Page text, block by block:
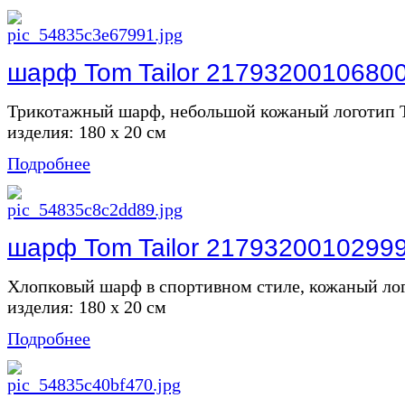
шарф Tom Tailor
Трикотажный шарф, небольшой кожаный логотип
изделия: 180 х 20 см
Подробнее
шарф Tom Tailor
Хлопковый шарф в спортивном стиле, кожаный
изделия: 180 х 20 см
Подробнее